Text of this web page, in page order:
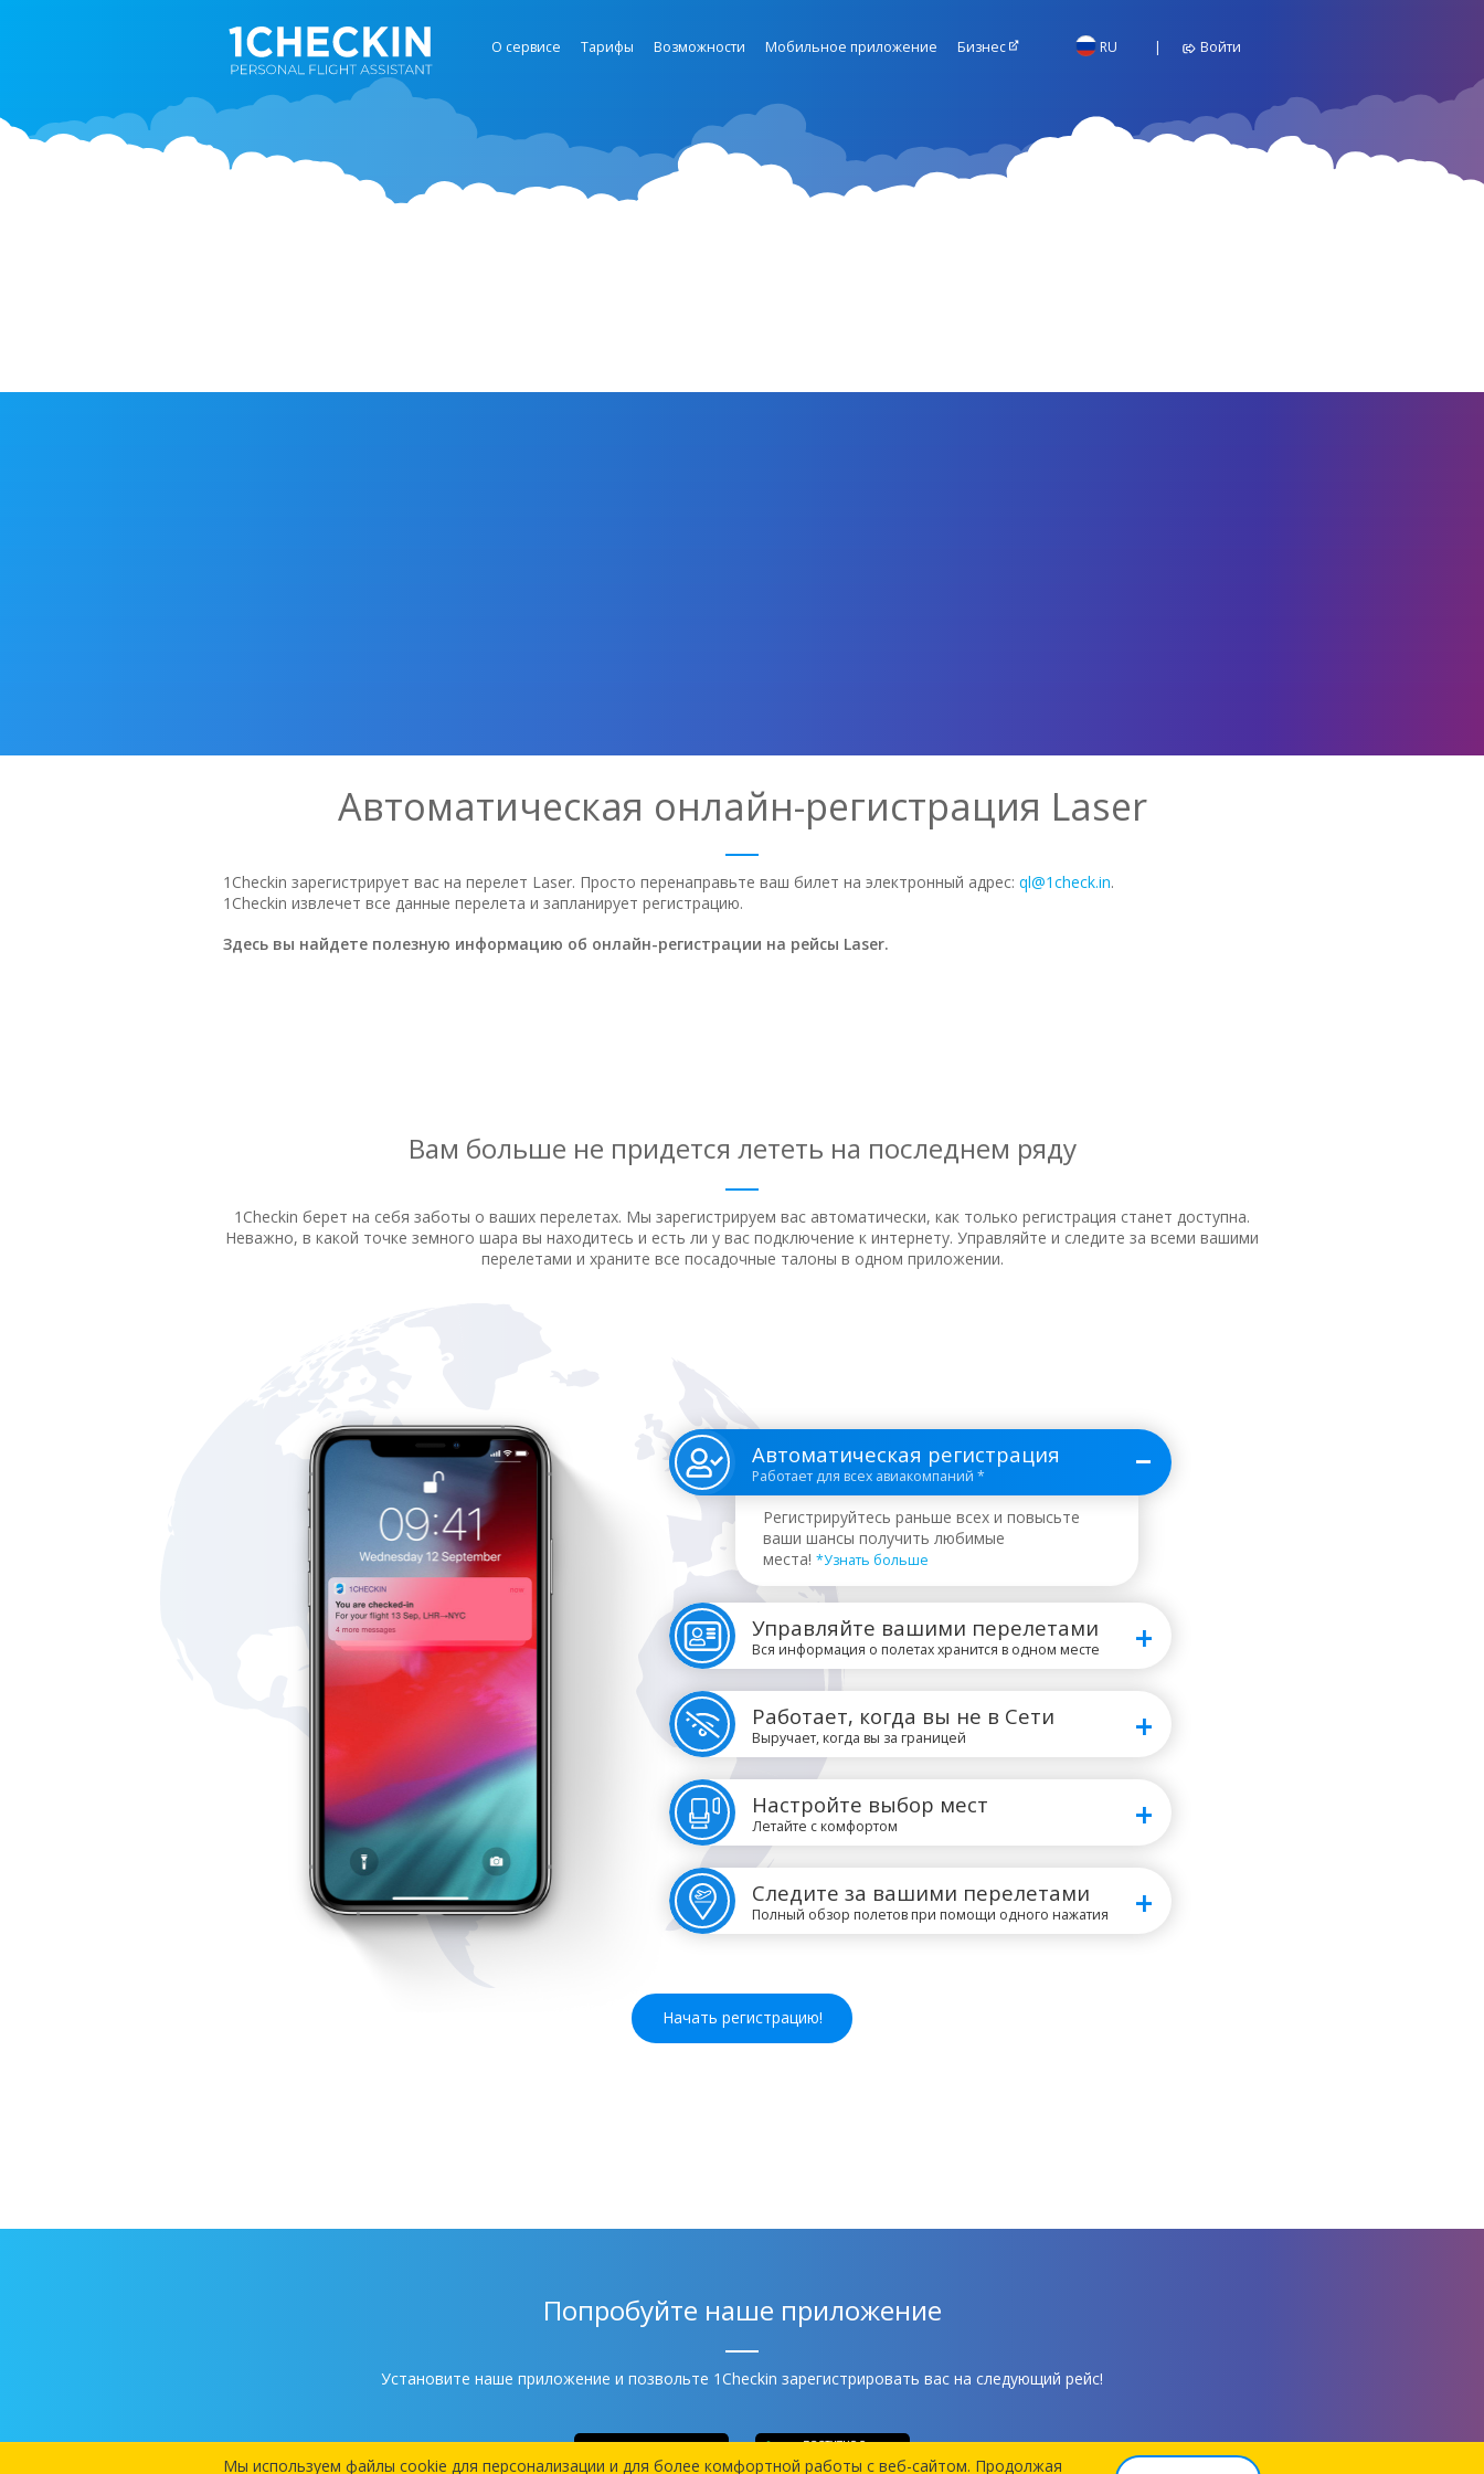
О сервисе Тарифы Возможности Мобильное приложение Бизнес RU Войти
Автоматическая онлайн-регистрация Laser
1Checkin зарегистрирует вас на перелет Laser. Просто перенаправьте ваш билет на электронный адрес: ql@1check.in.
1Checkin извлечет все данные перелета и запланирует регистрацию.
Здесь вы найдете полезную информацию об онлайн-регистрации на рейсы Laser.
Вам больше не придется лететь на последнем ряду
1Checkin берет на себя заботы о ваших перелетах. Мы зарегистрируем вас автоматически, как только регистрация станет доступна.
Неважно, в какой точке земного шара вы находитесь и есть ли у вас подключение к интернету. Управляйте и следите за всеми вашими
перелетами и храните все посадочные талоны в одном приложении.
Автоматическая регистрация
Работает для всех авиакомпаний *
Регистрируйтесь раньше всех и повысьте
ваши шансы получить любимые
места!*Узнать больше
Управляйте вашими перелетами
Вся информация о полетах хранится в одном месте
Работает, когда вы не в Сети
Выручает, когда вы за границей
Настройте выбор мест
Летайте с комфортом
Следите за вашими перелетами
Полный обзор полетов при помощи одного нажатия
Начать регистрацию!
Попробуйте наше приложение
Установите наше приложение и позвольте 1Checkin зарегистрировать вас на следующий рейс!
Мы используем файлы cookie для персонализации и для более комфортной работы c веб-сайтом. Продолжая